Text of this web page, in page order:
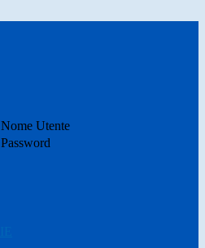
Nome Utente
Password